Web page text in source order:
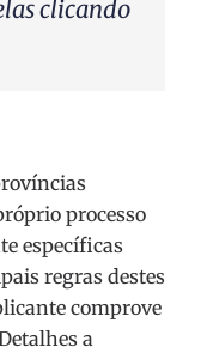
clicando
processo
específicas
regras destes
comprove
a